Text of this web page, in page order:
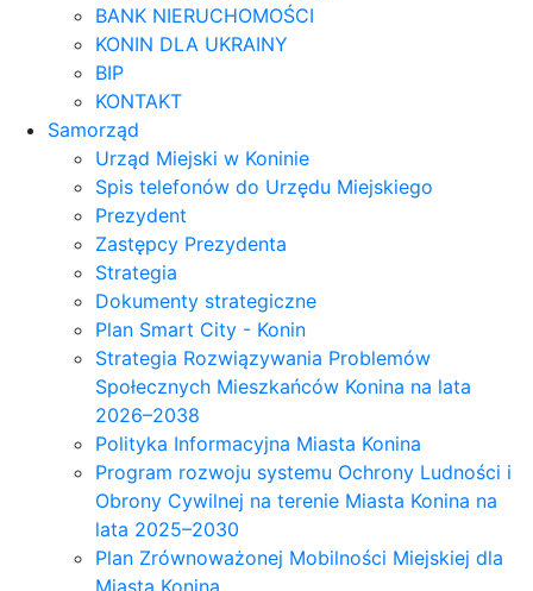
BANK NIERUCHOMOŚCI
KONIN DLA UKRAINY
BIP
KONTAKT
Samorząd
Urząd Miejski w Koninie
Spis telefonów do Urzędu Miejskiego
Prezydent
Zastępcy Prezydenta
Strategia
Dokumenty strategiczne
Plan Smart City - Konin
Strategia Rozwiązywania Problemów
Społecznych Mieszkańców Konina na lata
2026–2038
Polityka Informacyjna Miasta Konina
Program rozwoju systemu Ochrony Ludności i
Obrony Cywilnej na terenie Miasta Konina na
lata 2025–2030
Plan Zrównoważonej Mobilności Miejskiej dla
Miasta Konina